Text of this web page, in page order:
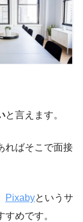
と言えます。
ればそこで面接
Pixabyというサ
めです。